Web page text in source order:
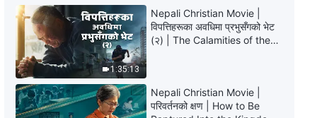
7:28
5:35
Nepali Christian Song | मानिसलाई
व्यवस्थापन गर्ने काम शैतानलाई पराजित गर्ने
काम हो
Nepali Christian Song | सत्यता
1:35:13
Nepali Christian Movie |
विपत्तिहरूका अवधिमा प्रभुसँगको भेट
(२) | The Calamities of the
Nepali Christian Movie |
परिवर्तनको क्षण | How to Be